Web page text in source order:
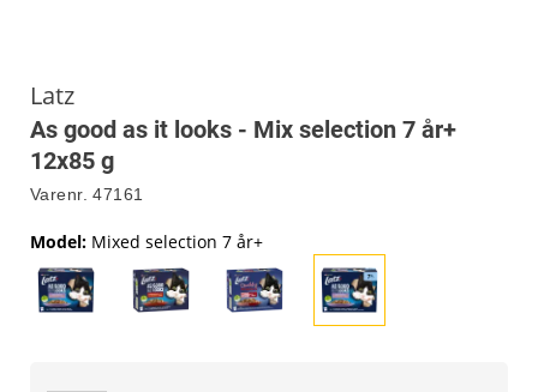
Latz
As good as it looks - Mix selection 7 år+
12x85 g
Varenr. 47161
Model: Mixed selection 7 år+